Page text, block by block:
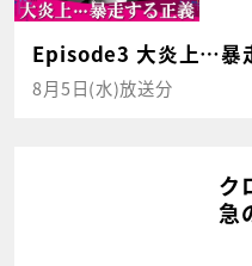
Episode3 大炎上…暴
8月5日(水)放送分
ク
急